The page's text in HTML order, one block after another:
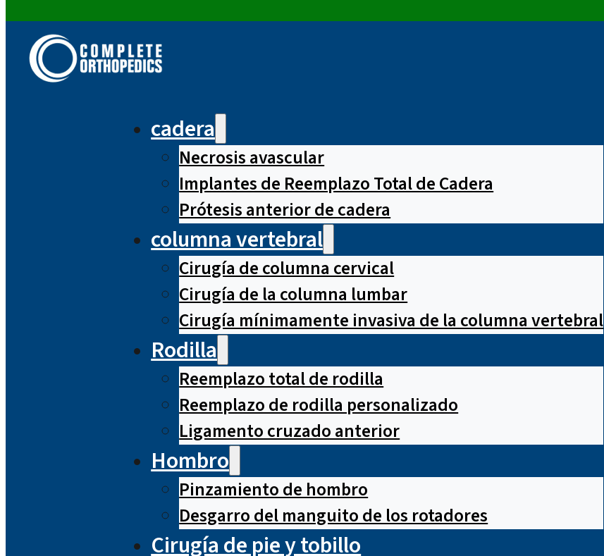
cadera
Necrosis avascular
Implantes de Reemplazo Total de Cadera
Prótesis anterior de cadera
columna vertebral
Cirugía de columna cervical
Cirugía de la columna lumbar
Cirugía mínimamente invasiva de la columna vertebral
Rodilla
Reemplazo total de rodilla
Reemplazo de rodilla personalizado
Ligamento cruzado anterior
Hombro
Pinzamiento de hombro
Desgarro del manguito de los rotadores
Cirugía de pie y tobillo